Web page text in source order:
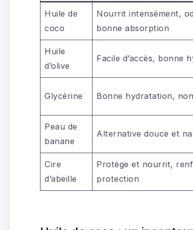
Huile de
coco
Nourrit intensément,
bonne absorption
Huile
d’olive
Facile d’accès, bonne
Glycérine Bonne hydratation,
Peau de
banane
Alternative douce et
Cire
d’abeille
Protège et nourrit,
protection